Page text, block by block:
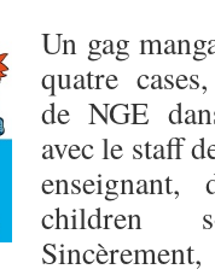
Un gag
quatre
de NGE
avec le staff
children